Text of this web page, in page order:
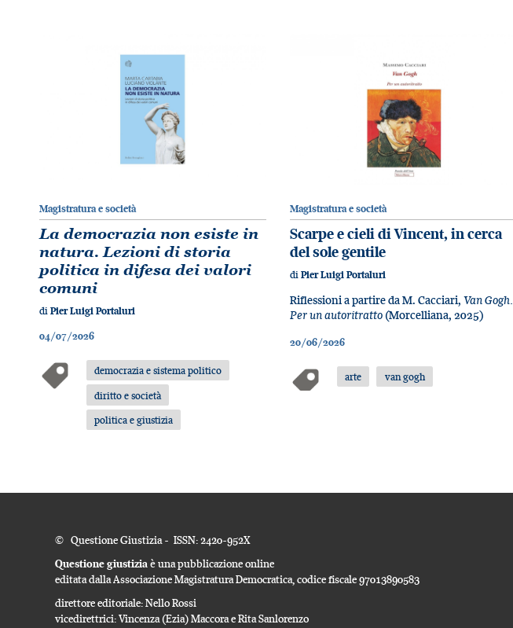
Magistratura e società
La democrazia non esiste in
natura. Lezioni di storia
politica in difesa dei valori
comuni
di Pier Luigi Portaluri
04/07/2026
democrazia e sistema politico
diritto e società
politica e giustizia
Magistratura e società
Scarpe e cieli di Vincent, in cerca
del sole gentile
di Pier Luigi Portaluri
Riflessioni a partire da M. Cacciari, Van Gogh.
Per un autoritratto(Morcelliana, 2025)
20/06/2026
arte van gogh
© Questione Giustizia - ISSN: 2420-952X
Questione giustiziaè una pubblicazione online
editata dalla Associazione Magistratura Democratica, codice fiscale 97013890583
direttore editoriale: Nello Rossi
vicedirettrici: Vincenza (Ezia) Maccora e Rita Sanlorenzo